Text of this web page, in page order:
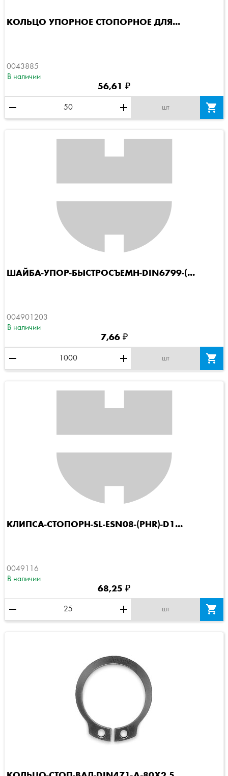
КОЛЬЦО УПОРНОЕ СТОПОРНОЕ ДЛЯ...
0043885
В наличии
56,61 ₽
remove add шт 
ШАЙБА-УПОР-БЫСТРОСЪЕМН-DIN6799-(...
004901203
В наличии
7,66 ₽
remove add шт 
КЛИПСА-СТОПОРН-SL-ESN08-(PHR)-D1...
0049116
В наличии
68,25 ₽
remove add шт 